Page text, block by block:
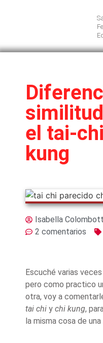
el tai-
kung
Isabella
2 comentarios
Escuché varias
pero como practico
otra, voy a
tai chi y chi kung,
la misma cosa de